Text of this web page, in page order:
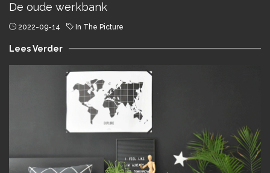
De oude werkbank
2022-09-14 In The Picture
Lees Verder